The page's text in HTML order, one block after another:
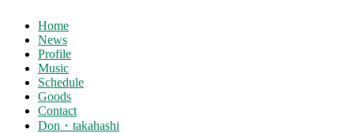
Home
News
Profile
Music
Schedule
Goods
Contact
Don・takahashi